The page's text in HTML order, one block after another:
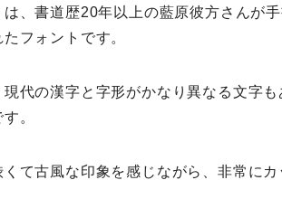
、書道歴20年以上の藍原彼方さんが
フォントです。
代の漢字と字形がかなり異なる文字
。
て古風な印象を感じながら、非常に